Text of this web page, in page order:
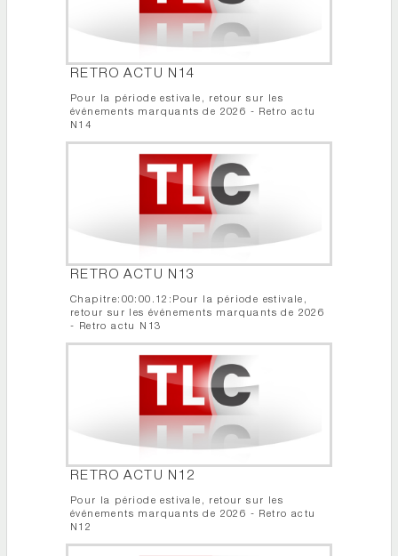
RETRO ACTU N14
Pour la période estivale, retour sur les
événements marquants de 2026 - Retro actu
N14
RETRO ACTU N13
Chapitre:00:00.12:Pour la période estivale,
retour sur les événements marquants de 2026
- Retro actu N13
RETRO ACTU N12
Pour la période estivale, retour sur les
événements marquants de 2026 - Retro actu
N12